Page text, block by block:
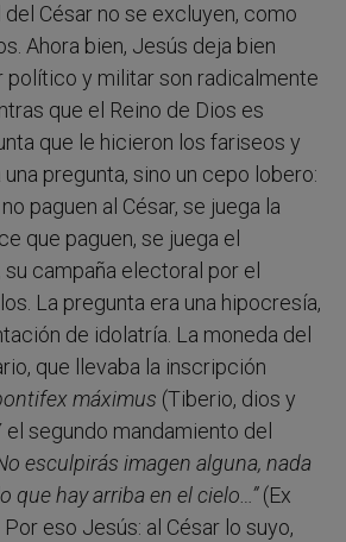
del César no se excluyen, como
Ahora bien, Jesús deja bien
político y militar son radicalmente
que el Reino de Dios es
que le hicieron los fariseos y
pregunta, sino un cepo lobero:
paguen al César, se juega la
que paguen, se juega el
campaña electoral por el
La pregunta era una hipocresía,
de idolatría. La moneda del
que llevaba la inscripción
máximus (Tiberio, dios y
segundo mandamiento del
esculpirás imagen alguna, nada
que hay arriba en el cielo…”(Ex
Por eso Jesús: al César lo suyo,